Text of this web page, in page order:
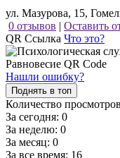
ул. Мазурова, 15,
0 отзывов | Оставить
QR Ссылка Что это?
Нашли ошибку?
Поднять в топ
Количество
За сегодня: 0
За неделю: 0
За месяц: 0
За все время: 16